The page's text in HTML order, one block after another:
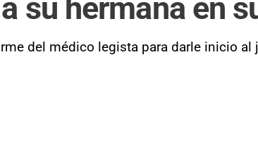
su hermana en
del médico legista para darle inicio